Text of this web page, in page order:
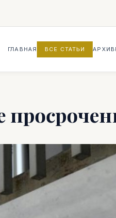
ГЛАВНАЯ ВСЕ СТАТЬИ АРХИВ